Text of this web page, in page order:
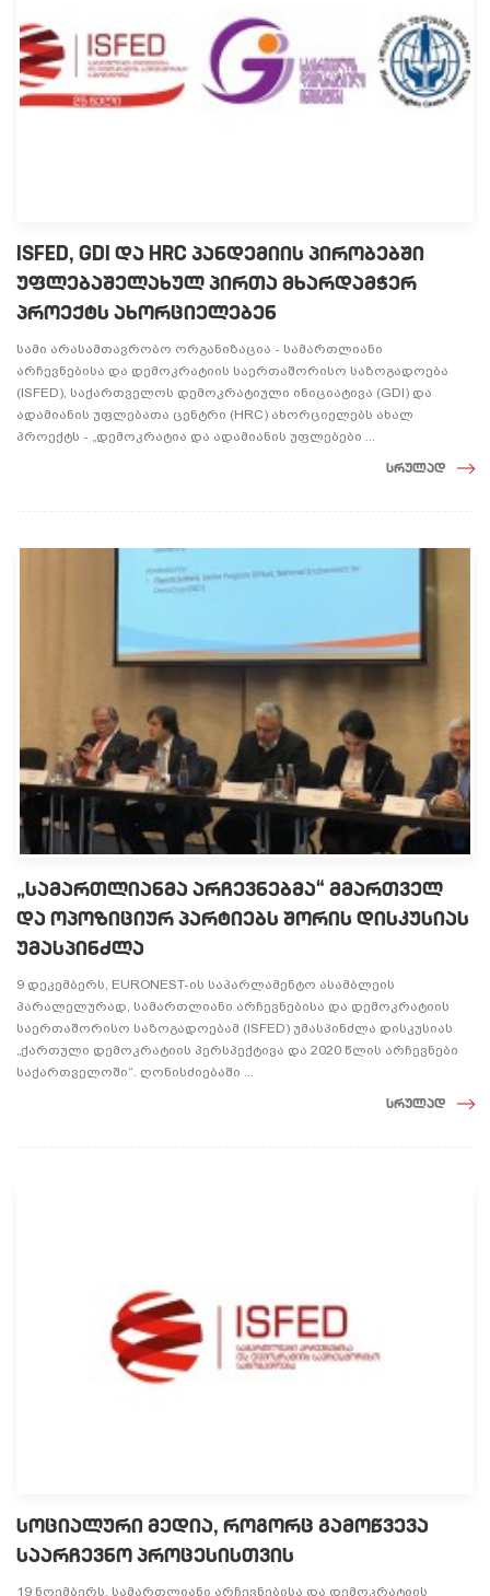
ISFED, GDI და HRC პანდემიის პირობებში
უფლებაშელახულ პირთა მხარდამჭერ
პროექტს ახორციელებენ
სამი არასამთავრობო ორგანიზაცია - სამართლიანი
არჩევნებისა და დემოკრატიის საერთაშორისო საზოგადოება
(ISFED), საქართველოს დემოკრატიული ინიციატივა (GDI) და
ადამიანის უფლებათა ცენტრი (HRC) ახორციელებს ახალ
პროექტს - „დემოკრატია და ადამიანის უფლებები ...
სრულად
„სამართლიანმა არჩევნებმა“ მმართველ
და ოპოზიციურ პარტიებს შორის დისკუსიას
უმასპინძლა
9 დეკემბერს, EURONEST-ის საპარლამენტო ასამბლეის
პარალელურად, სამართლიანი არჩევნებისა და დემოკრატიის
საერთაშორისო საზოგადოებამ (ISFED) უმასპინძლა დისკუსიას
„ქართული დემოკრატიის პერსპექტივა და 2020 წლის არჩევნები
საქართველოში“. ღონისძიებაში ...
სრულად
სოციალური მედია, როგორც გამოწვევა
საარჩევნო პროცესისთვის
19 ნოემბერს, სამართლიანი არჩევნებისა და დემოკრატიის